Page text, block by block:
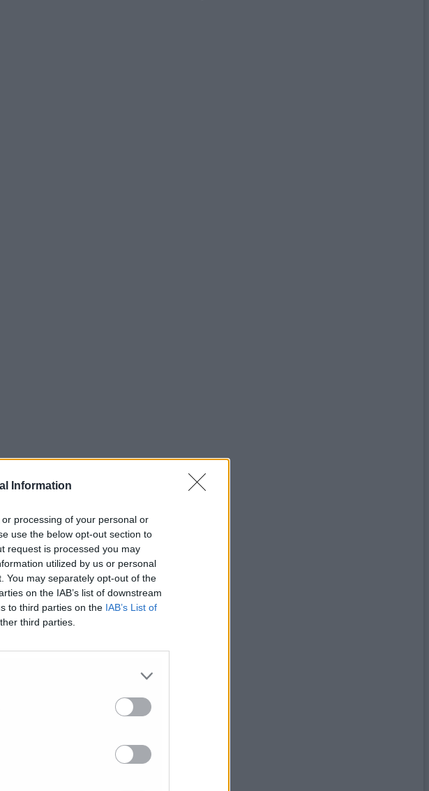
Information
processing of your personal or
use the below opt-out section to
request is processed you may
utilized by us or personal
You may separately opt-out of the
on the IAB’s list of downstream
to third parties on the IAB’s List of
third parties.